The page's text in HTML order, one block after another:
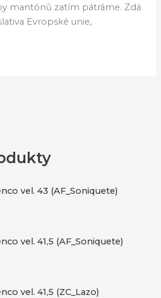
vel. 43 (AF_Soniquete)
vel. 41,5 (AF_Soniquete)
vel. 41,5 (ZC_Lazo)
mantónů zatím pátráme. Zdá
Evropské unie,